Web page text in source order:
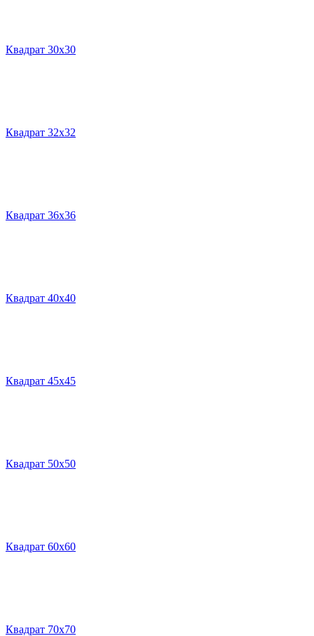
Квадрат 30х30
Квадрат 32х32
Квадрат 36х36
Квадрат 40х40
Квадрат 45х45
Квадрат 50х50
Квадрат 60х60
Квадрат 70х70